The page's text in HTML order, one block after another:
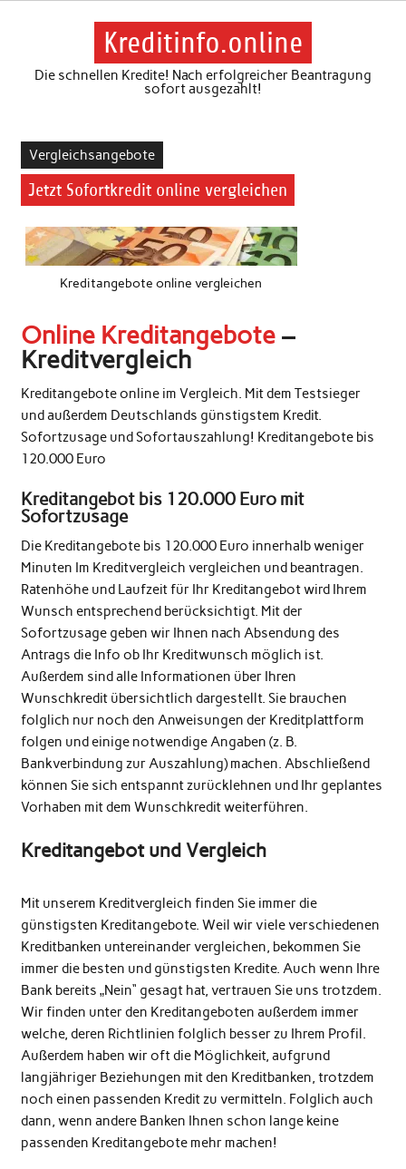
Skip
Kreditinfo.online
Die schnellen Kredite! Nach erfolgreicher Beantragung
sofort ausgezahlt!
Vergleichsangebote
Jetzt Sofortkredit online vergleichen
Kreditangebote online vergleichen
Online Kreditangebote–
Kreditvergleich
Kreditangebote online im Vergleich. Mit dem Testsieger
und außerdem Deutschlands günstigstem Kredit.
Sofortzusage und Sofortauszahlung! Kreditangebote bis
120.000 Euro
Kreditangebot bis 120.000 Euro mit
Sofortzusage
Die Kreditangebote bis 120.000 Euro innerhalb weniger
Minuten Im Kreditvergleich vergleichen und beantragen.
Ratenhöhe und Laufzeit für Ihr Kreditangebot wird Ihrem
Wunsch entsprechend berücksichtigt. Mit der
Sofortzusage geben wir Ihnen nach Absendung des
Antrags die Info ob Ihr Kreditwunsch möglich ist.
Außerdem sind alle Informationen über Ihren
Wunschkredit übersichtlich dargestellt. Sie brauchen
folglich nur noch den Anweisungen der Kreditplattform
folgen und einige notwendige Angaben (z. B.
Bankverbindung zur Auszahlung) machen. Abschließend
können Sie sich entspannt zurücklehnen und Ihr geplantes
Vorhaben mit dem Wunschkredit weiterführen.
Kreditangebot und Vergleich
Mit unserem Kreditvergleich finden Sie immer die
günstigsten Kreditangebote. Weil wir viele verschiedenen
Kreditbanken untereinander vergleichen, bekommen Sie
immer die besten und günstigsten Kredite. Auch wenn Ihre
Bank bereits „Nein“ gesagt hat, vertrauen Sie uns trotzdem.
Wir finden unter den Kreditangeboten außerdem immer
welche, deren Richtlinien folglich besser zu Ihrem Profil.
Außerdem haben wir oft die Möglichkeit, aufgrund
langjähriger Beziehungen mit den Kreditbanken, trotzdem
noch einen passenden Kredit zu vermitteln. Folglich auch
dann, wenn andere Banken Ihnen schon lange keine
passenden Kreditangebote mehr machen!